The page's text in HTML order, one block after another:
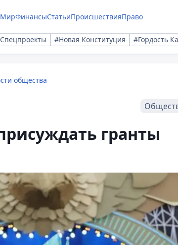
МирФинансыСтатьиПроисшествияПраво
#Новая Конституция #Гордость
общества
гранты